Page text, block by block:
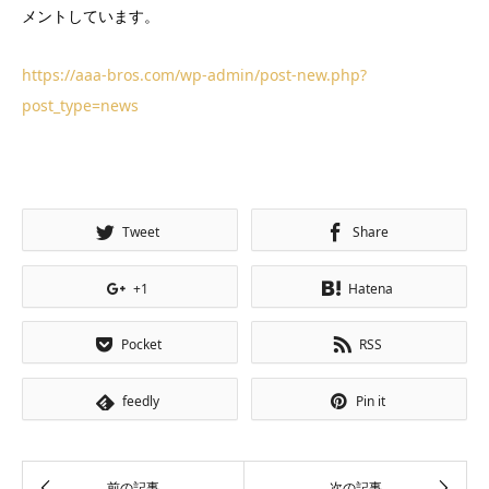
メントしています。
https://aaa-bros.com/wp-admin/post-new.php?
post_type=news
Tweet Share
+1 Hatena
Pocket RSS
feedly Pin it